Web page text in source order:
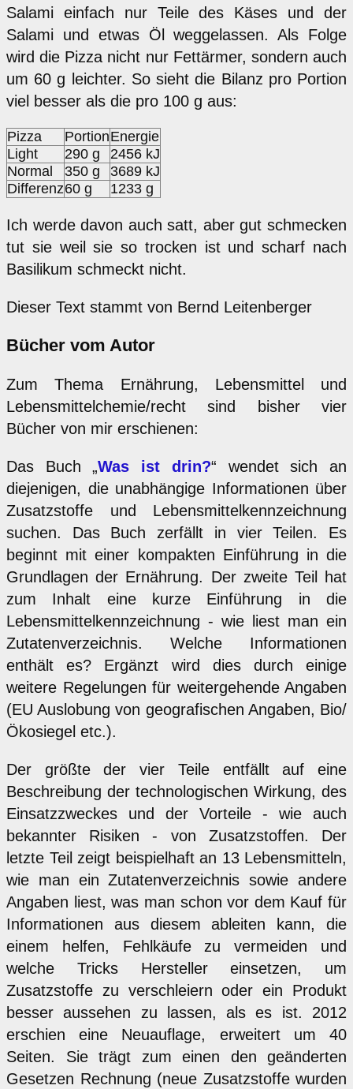
Salami einfach nur Teile des Käses und der
Salami und etwas Öl weggelassen. Als Folge
wird die Pizza nicht nur Fettärmer, sondern auch
um 60 g leichter. So sieht die Bilanz pro Portion
viel besser als die pro 100 g aus:
Pizza PortionEnergie
Light
290 g
2456 kJ
Normal
350 g
3689 kJ
Differenz60 g 1233 g
Ich werde davon auch satt, aber gut schmecken
tut sie weil sie so trocken ist und scharf nach
Basilikum schmeckt nicht.
Dieser Text stammt von Bernd Leitenberger
Bücher vom Autor
Zum Thema Ernährung, Lebensmittel und
Lebensmittelchemie/recht sind bisher vier
Bücher von mir erschienen:
Das Buch „Was ist drin?“ wendet sich an
diejenigen, die unabhängige Informationen über
Zusatzstoffe und Lebensmittelkennzeichnung
suchen. Das Buch zerfällt in vier Teilen. Es
beginnt mit einer kompakten Einführung in die
Grundlagen der Ernährung. Der zweite Teil hat
zum Inhalt eine kurze Einführung in die
Lebensmittelkennzeichnung - wie liest man ein
Zutatenverzeichnis. Welche Informationen
enthält es? Ergänzt wird dies durch einige
weitere Regelungen für weitergehende Angaben
(EU Auslobung von geografischen Angaben, Bio/
Ökosiegel etc.).
Der größte der vier Teile entfällt auf eine
Beschreibung der technologischen Wirkung, des
Einsatzzweckes und der Vorteile - wie auch
bekannter Risiken - von Zusatzstoffen. Der
letzte Teil zeigt beispielhaft an 13 Lebensmitteln,
wie man ein Zutatenverzeichnis sowie andere
Angaben liest, was man schon vor dem Kauf für
Informationen aus diesem ableiten kann, die
einem helfen, Fehlkäufe zu vermeiden und
welche Tricks Hersteller einsetzen, um
Zusatzstoffe zu verschleiern oder ein Produkt
besser aussehen zu lassen, als es ist. 2012
erschien eine Neuauflage, erweitert um 40
Seiten. Sie trägt zum einen den geänderten
Gesetzen Rechnung (neue Zusatzstoffe wurden